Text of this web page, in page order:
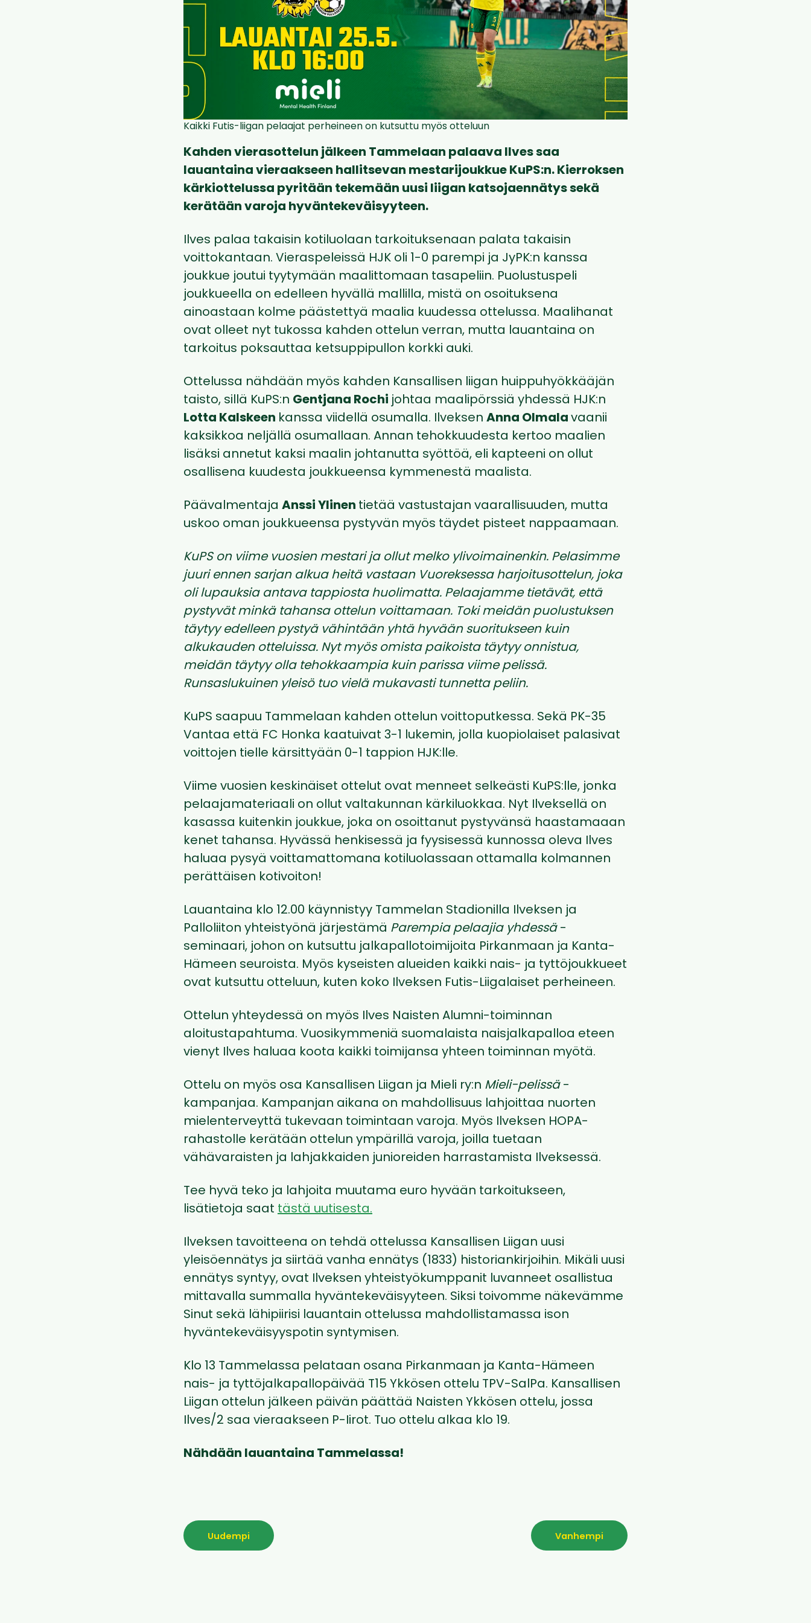
Kaikki Futis-liigan pelaajat perheineen on kutsuttu myös otteluun
Kahden vierasottelun jälkeen Tammelaan palaava Ilves saa
lauantaina vieraakseen hallitsevan mestarijoukkue KuPS:n. Kierroksen
kärkiottelussa pyritään tekemään uusi liigan katsojaennätys sekä
kerätään varoja hyväntekeväisyyteen.
Ilves palaa takaisin kotiluolaan tarkoituksenaan palata takaisin
voittokantaan. Vieraspeleissä HJK oli 1-0 parempi ja JyPK:n kanssa
joukkue joutui tyytymään maalittomaan tasapeliin. Puolustuspeli
joukkueella on edelleen hyvällä mallilla, mistä on osoituksena
ainoastaan kolme päästettyä maalia kuudessa ottelussa. Maalihanat
ovat olleet nyt tukossa kahden ottelun verran, mutta lauantaina on
tarkoitus poksauttaa ketsuppipullon korkki auki.
Ottelussa nähdään myös kahden Kansallisen liigan huippuhyökkääjän
taisto, sillä KuPS:n Gentjana Rochi johtaa maalipörssiä yhdessä HJK:n
Lotta Kalskeen kanssa viidellä osumalla. Ilveksen Anna Olmala vaanii
kaksikkoa neljällä osumallaan. Annan tehokkuudesta kertoo maalien
lisäksi annetut kaksi maalin johtanutta syöttöä, eli kapteeni on ollut
osallisena kuudesta joukkueensa kymmenestä maalista.
Päävalmentaja Anssi Ylinen tietää vastustajan vaarallisuuden, mutta
uskoo oman joukkueensa pystyvän myös täydet pisteet nappaamaan.
KuPS on viime vuosien mestari ja ollut melko ylivoimainenkin. Pelasimme
juuri ennen sarjan alkua heitä vastaan Vuoreksessa harjoitusottelun, joka
oli lupauksia antava tappiosta huolimatta. Pelaajamme tietävät, että
pystyvät minkä tahansa ottelun voittamaan. Toki meidän puolustuksen
täytyy edelleen pystyä vähintään yhtä hyvään suoritukseen kuin
alkukauden otteluissa. Nyt myös omista paikoista täytyy onnistua,
meidän täytyy olla tehokkaampia kuin parissa viime pelissä.
Runsaslukuinen yleisö tuo vielä mukavasti tunnetta peliin.
KuPS saapuu Tammelaan kahden ottelun voittoputkessa. Sekä PK-35
Vantaa että FC Honka kaatuivat 3-1 lukemin, jolla kuopiolaiset palasivat
voittojen tielle kärsittyään 0-1 tappion HJK:lle.
Viime vuosien keskinäiset ottelut ovat menneet selkeästi KuPS:lle, jonka
pelaajamateriaali on ollut valtakunnan kärkiluokkaa. Nyt Ilveksellä on
kasassa kuitenkin joukkue, joka on osoittanut pystyvänsä haastamaaan
kenet tahansa. Hyvässä henkisessä ja fyysisessä kunnossa oleva Ilves
haluaa pysyä voittamattomana kotiluolassaan ottamalla kolmannen
perättäisen kotivoiton!
Lauantaina klo 12.00 käynnistyy Tammelan Stadionilla Ilveksen ja
Palloliiton yhteistyönä järjestämä Parempia pelaajia yhdessä -
seminaari, johon on kutsuttu jalkapallotoimijoita Pirkanmaan ja Kanta-
Hämeen seuroista. Myös kyseisten alueiden kaikki nais- ja tyttöjoukkueet
ovat kutsuttu otteluun, kuten koko Ilveksen Futis-Liigalaiset perheineen.
Ottelun yhteydessä on myös Ilves Naisten Alumni-toiminnan
aloitustapahtuma. Vuosikymmeniä suomalaista naisjalkapalloa eteen
vienyt Ilves haluaa koota kaikki toimijansa yhteen toiminnan myötä.
Ottelu on myös osa Kansallisen Liigan ja Mieli ry:n Mieli-pelissä -
kampanjaa. Kampanjan aikana on mahdollisuus lahjoittaa nuorten
mielenterveyttä tukevaan toimintaan varoja. Myös Ilveksen HOPA-
rahastolle kerätään ottelun ympärillä varoja, joilla tuetaan
vähävaraisten ja lahjakkaiden junioreiden harrastamista Ilveksessä.
Tee hyvä teko ja lahjoita muutama euro hyvään tarkoitukseen,
lisätietoja saat tästä uutisesta.
Ilveksen tavoitteena on tehdä ottelussa Kansallisen Liigan uusi
yleisöennätys ja siirtää vanha ennätys (1833) historiankirjoihin. Mikäli uusi
ennätys syntyy, ovat Ilveksen yhteistyökumppanit luvanneet osallistua
mittavalla summalla hyväntekeväisyyteen. Siksi toivomme näkevämme
Sinut sekä lähipiirisi lauantain ottelussa mahdollistamassa ison
hyväntekeväisyyspotin syntymisen.
Klo 13 Tammelassa pelataan osana Pirkanmaan ja Kanta-Hämeen
nais- ja tyttöjalkapallopäivää T15 Ykkösen ottelu TPV-SalPa. Kansallisen
Liigan ottelun jälkeen päivän päättää Naisten Ykkösen ottelu, jossa
Ilves/2 saa vieraakseen P-Iirot. Tuo ottelu alkaa klo 19.
Nähdään lauantaina Tammelassa!
Vanhempi
Uudempi